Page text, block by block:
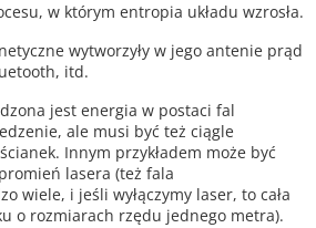
w którym entropia układu wzrosła.
wytworzyły w jego antenie prąd
itd.
jest energia w postaci fal
ale musi być też ciągle
Innym przykładem może być
lasera (też fala
wiele, i jeśli wyłączymy laser, to cała
o rozmiarach rzędu jednego metra).